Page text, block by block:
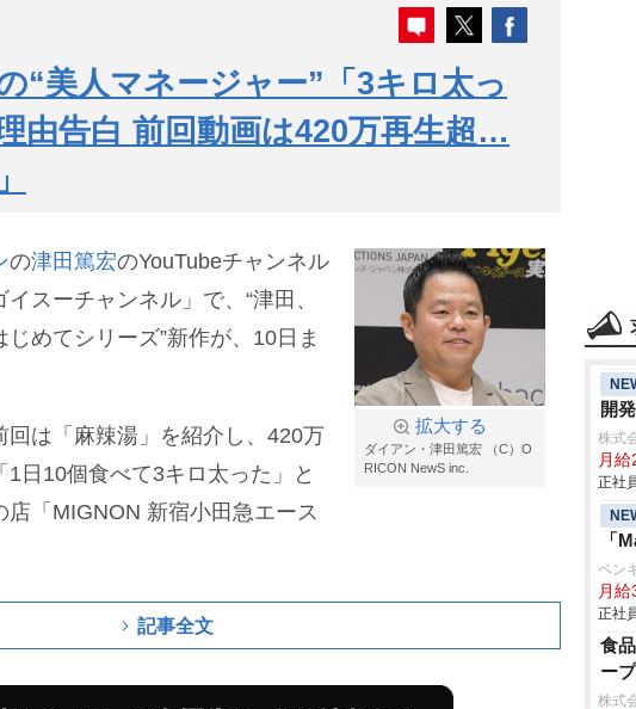
“美人マネージャー”「3キロ太っ
由告白 前回動画は420万再生超…
拡大する
ダイアン・津田篤宏 （C）O
RICON NewS inc.
の津田篤宏のYouTubeチャンネル
スーチャンネル」で、“津田、
めてシリーズ”新作が、10日ま
回は「麻辣湯」を紹介し、420万
1日10個食べて3キロ太った」と
「MIGNON 新宿小田急エース
記事全文
開
株式
月
正社
「
ベン
月給
正社
食
ー
株式